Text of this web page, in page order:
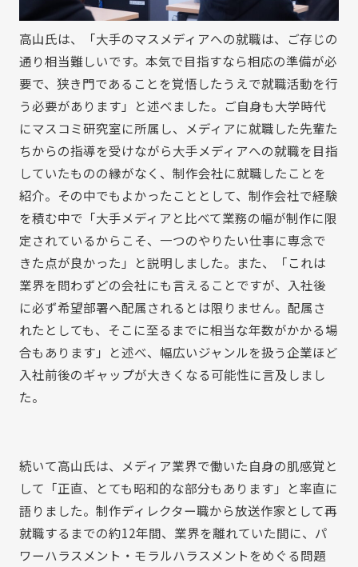
高山氏は、「大手のマスメディアへの就職は、ご存じの
通り相当難しいです。本気で目指すなら相応の準備が必
要で、狭き門であることを覚悟したうえで就職活動を行
う必要があります」と述べました。ご自身も大学時代
にマスコミ研究室に所属し、メディアに就職した先輩た
ちからの指導を受けながら大手メディアへの就職を目指
していたものの縁がなく、制作会社に就職したことを
紹介。その中でもよかったこととして、制作会社で経験
を積む中で「大手メディアと比べて業務の幅が制作に限
定されているからこそ、一つのやりたい仕事に専念で
きた点が良かった」と説明しました。また、「これは
業界を問わずどの会社にも言えることですが、入社後
に必ず希望部署へ配属されるとは限りません。配属さ
れたとしても、そこに至るまでに相当な年数がかかる場
合もあります」と述べ、幅広いジャンルを扱う企業ほど
入社前後のギャップが大きくなる可能性に言及しまし
た。
続いて高山氏は、メディア業界で働いた自身の肌感覚と
して「正直、とても昭和的な部分もあります」と率直に
語りました。制作ディレクター職から放送作家として再
就職するまでの約12年間、業界を離れていた間に、パ
ワーハラスメント・モラルハラスメントをめぐる問題